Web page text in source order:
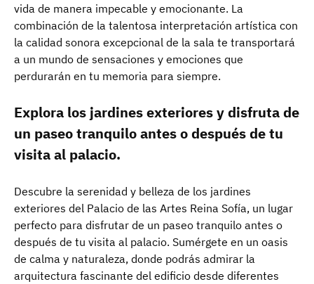
vida de manera impecable y emocionante. La
combinación de la talentosa interpretación artística con
la calidad sonora excepcional de la sala te transportará
a un mundo de sensaciones y emociones que
perdurarán en tu memoria para siempre.
Explora los jardines exteriores y disfruta de
un paseo tranquilo antes o después de tu
visita al palacio.
Descubre la serenidad y belleza de los jardines
exteriores del Palacio de las Artes Reina Sofía, un lugar
perfecto para disfrutar de un paseo tranquilo antes o
después de tu visita al palacio. Sumérgete en un oasis
de calma y naturaleza, donde podrás admirar la
arquitectura fascinante del edificio desde diferentes